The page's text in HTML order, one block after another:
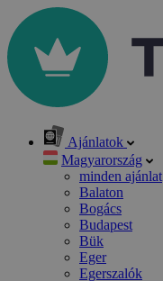
Ajánlatok
Magyarország
minden ajánlat
Balaton
Bogács
Budapest
Bük
Eger
Egerszalók